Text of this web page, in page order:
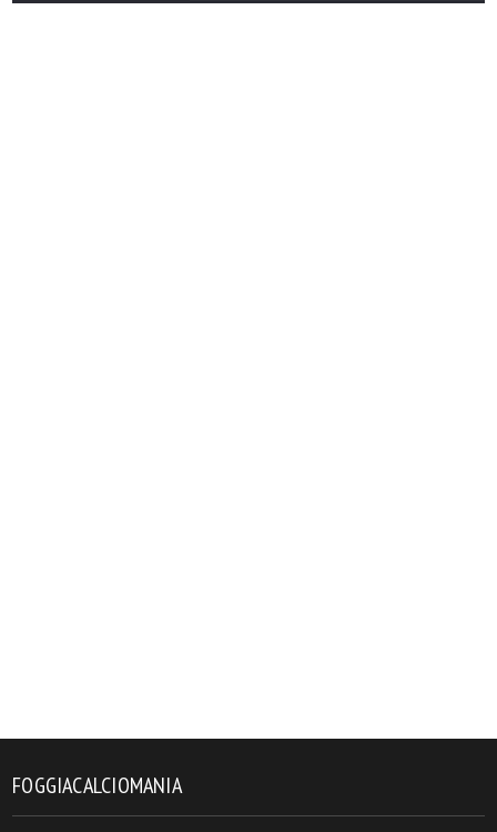
FOGGIACALCIOMANIA